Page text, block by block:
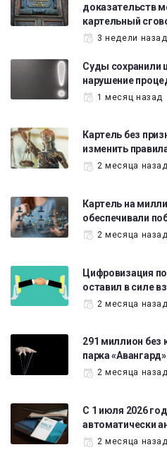
доказательств
картельный
3 недели назад
Суды сохранили
нарушение
1 месяц назад
Картель без
изменить
2 месяца назад
Картель на
обеспечивали
2 месяца назад
Цифровизация
оставил в силе
2 месяца назад
291 миллион без
парка
2 месяца назад
С 1 июля 2026
автоматически
2 месяца назад